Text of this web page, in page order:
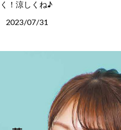
く！涼しくね♪
2023/07/31